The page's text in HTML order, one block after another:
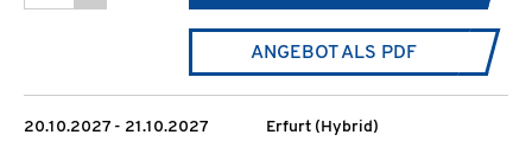
ANGEBOT ALS PDF
20.10.2027 - 21.10.2027 Erfurt (Hybrid)